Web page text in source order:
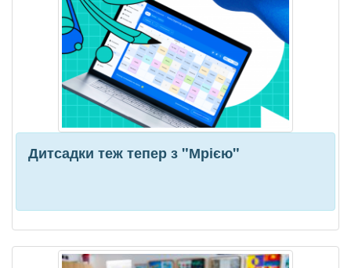
Дитсадки теж тепер з "Мрією"